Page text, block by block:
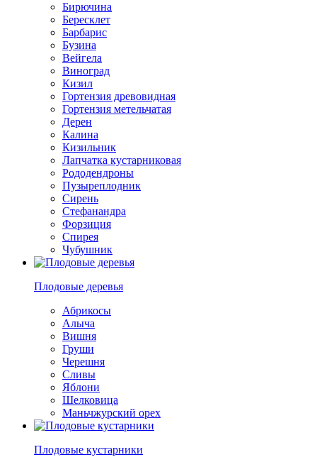
Бирючина
Бересклет
Барбарис
Бузина
Вейгела
Виноград
Кизил
Гортензия древовидная
Гортензия метельчатая
Дерен
Калина
Кизильник
Лапчатка кустарниковая
Рододендроны
Пузыреплодник
Сирень
Стефанандра
Форзиция
Спирея
Чубушник
Плодовые деревья
Абрикосы
Алыча
Вишня
Груши
Черешня
Сливы
Яблони
Шелковица
Маньчжурский орех
Плодовые кустарники